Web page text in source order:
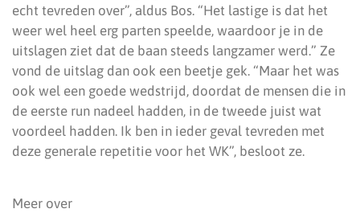
echt tevreden over”, aldus Bos. “Het lastige is dat het
weer wel heel erg parten speelde, waardoor je in de
uitslagen ziet dat de baan steeds langzamer werd.” Ze
vond de uitslag dan ook een beetje gek. “Maar het was
ook wel een goede wedstrijd, doordat de mensen die in
de eerste run nadeel hadden, in de tweede juist wat
voordeel hadden. Ik ben in ieder geval tevreden met
deze generale repetitie voor het WK”, besloot ze.
Meer over